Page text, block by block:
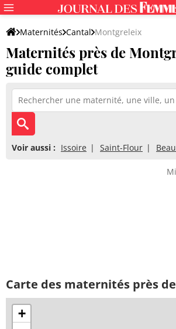
Maternités Cantal Montgreleix
Maternités près de
guide complet
Voir aussi : Issoire Saint-Flour
Carte des maternités près
+